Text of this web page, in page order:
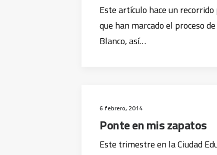
Este artículo hace un
que han marcado el proceso
Blanco, así…
6 febrero, 2014
Ponte en mis zapatos
Este trimestre en la Ciudad